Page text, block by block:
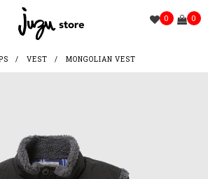
0 0
VEST MONGOLIAN VEST